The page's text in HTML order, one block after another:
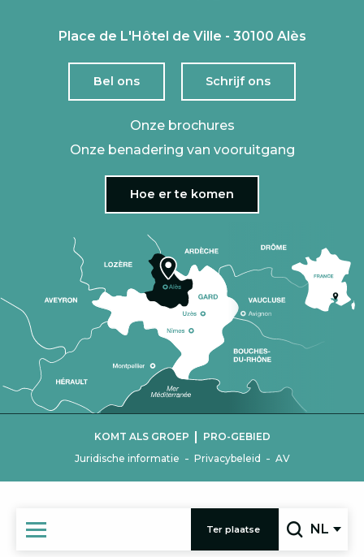
Ter plaatse NL
Place de L'Hôtel de Ville - 30100 Alès
Bel ons Schrijf ons
Onze brochures
Onze benadering van vooruitgang
Hoe er te komen
Juridische informatie - Privacybeleid - AV
KOMT ALS GROEP | PRO-GEBIED